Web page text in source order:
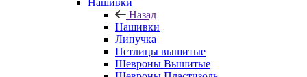
Нашивки
Назад
Нашивки
Липучка
Петлицы вышитые
Шевроны Вышитые